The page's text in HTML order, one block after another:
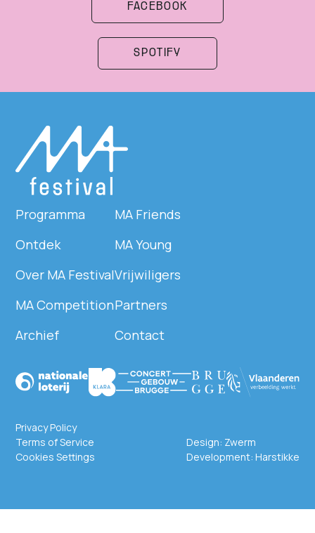
FACEBOOK
SPOTIFY
Programma
Ontdek
Over MA Festival
MA Competition
Archief
MA Friends
MA Young
Vrijwiligers
Partners
Contact
Privacy Policy
Terms of Service
Cookies Settings
Design: Zwerm
Development: Harstikke